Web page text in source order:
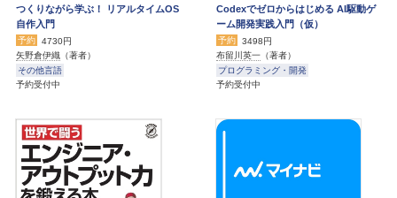
つくりながら学ぶ！ リアルタイムOS
自作入門
予約
4730円
矢野倉伊織 （著者）
その他言語
予約受付中
Codexでゼロからはじめる AI駆動ゲ
ーム開発実践入門（仮）
予約
3498円
布留川英一 （著者）
プログラミング・開発
予約受付中